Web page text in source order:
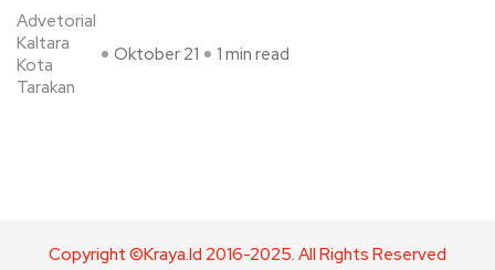
Advetorial
Kaltara
Kota
Tarakan
Oktober 21 1 min read
Copyright ©Kraya.id 2016-2025. All Rights Reserved